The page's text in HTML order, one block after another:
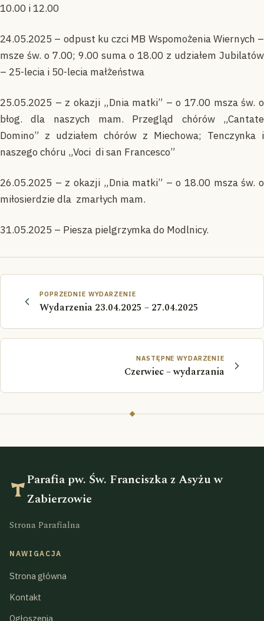
10.00 i 12.00
24.05.2025 – odpust ku czci MB Wspomożenia Wiernych –
msze św. o 7.00; 9.00 suma o 18.00 z udziałem Jubilatów
– 25-lecia i 50-lecia małżeństwa
25.05.2025 – z okazji „Dnia matki” – o 17.00 msza św. o
błog. dla naszych mam. Przegląd chórów „Cantate
Domino” z udziałem chórów z Miechowa; Tenczynka i
naszego chóru „Voci di san Francesco”
26.05.2025 – z okazji „Dnia matki” – o 18.00 msza św. o
miłosierdzie dla zmarłych mam.
31.05.2025 – Piesza pielgrzymka do Modlnicy.
POPRZEDNIE WYDARZENIE
Wydarzenia 23.04.2025 – 27.04.2025
NASTĘPNE WYDARZENIE
Czerwiec – wydarzania
Parafia pw. Św. Franciszka z Asyżu w
Zabierzowie
Strona Parafialna
NAWIGACJA
Strona główna
Kontakt
Ogłoszenia